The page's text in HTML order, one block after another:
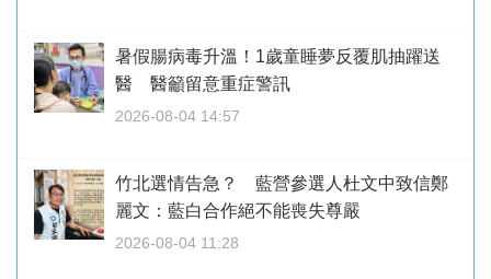
暑假腸病毒升溫！1歲童睡夢反覆肌抽躍送
醫 醫籲留意重症警訊
2026-08-04 14:57
竹北選情告急？ 藍營參選人杜文中致信鄭
麗文：藍白合作絕不能喪失尊嚴
2026-08-04 11:28